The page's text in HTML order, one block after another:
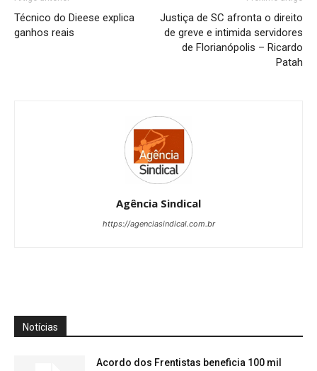
Técnico do Dieese explica
ganhos reais
Justiça de SC afronta o direito
de greve e intimida servidores
de Florianópolis – Ricardo
Patah
Agência Sindical
https://agenciasindical.com.br
Notícias
Acordo dos Frentistas beneficia 100 mil